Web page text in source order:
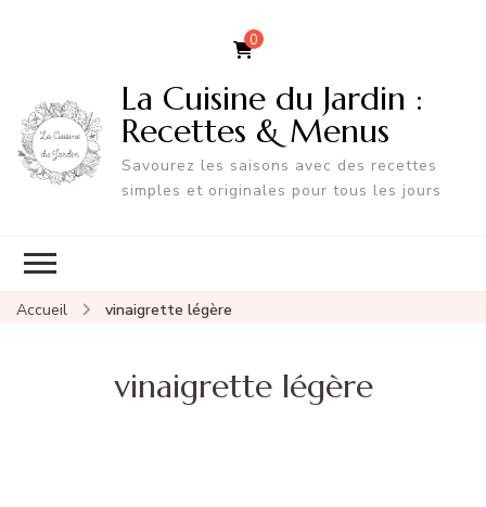
0
La Cuisine du Jardin :
Recettes & Menus
Savourez les saisons avec des recettes
simples et originales pour tous les jours
Accueil vinaigrette légère
vinaigrette légère